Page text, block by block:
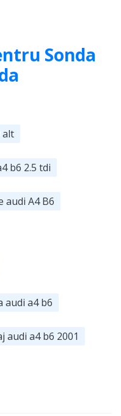
Sonda
alt
b6 2.5 tdi
audi A4 B6
audi a4 b6
audi a4 b6 2001